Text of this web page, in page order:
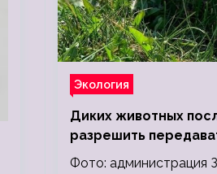
Экология
Диких животных
разрешить
зоопарки
Фото: администрация